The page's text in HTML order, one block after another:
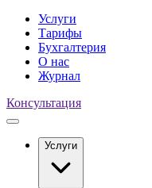
Услуги
Тарифы
Бухгалтерия
О нас
Журнал
Консультация
Услуги